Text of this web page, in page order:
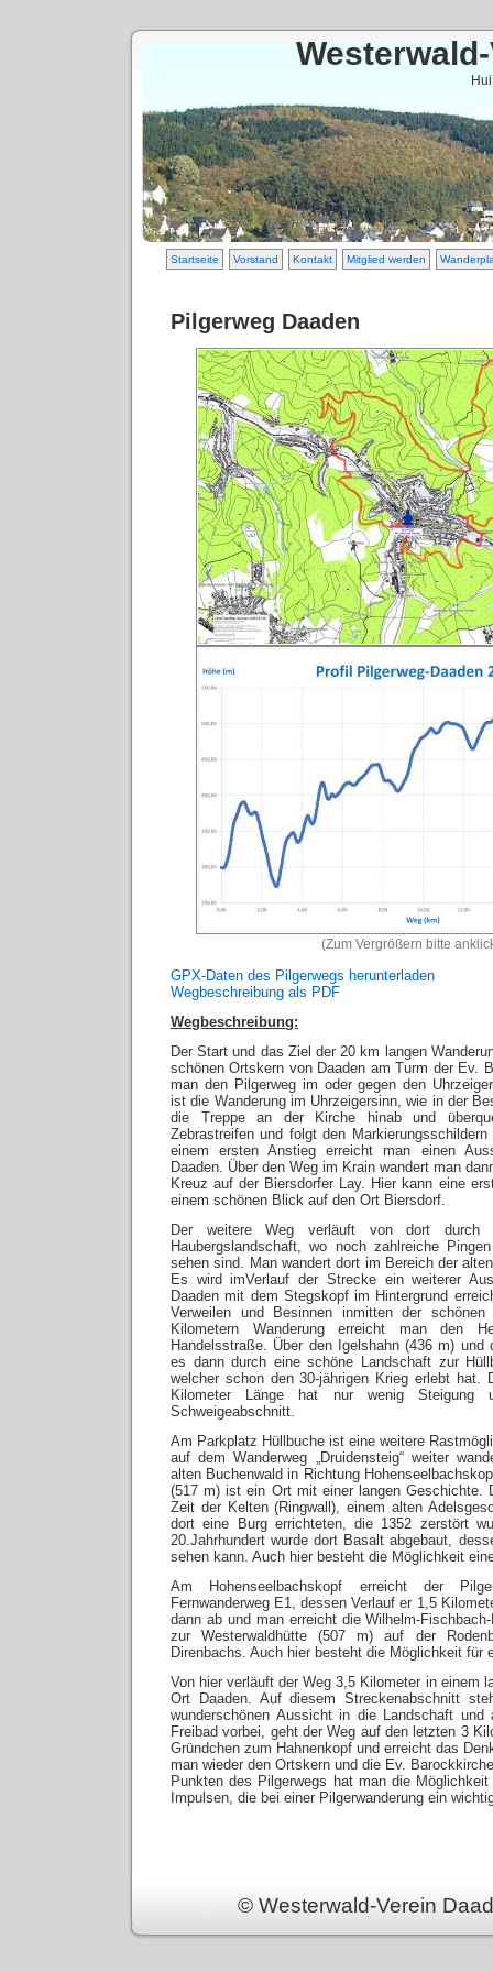
Startseite Vorstand Kontakt Mitglied werden
Pilgerweg Daaden
(Zum Vergrößern bitte
GPX-Daten des Pilgerwegs herunterladen
Wegbeschreibung als PDF
Wegbeschreibung:
Der Start und das Ziel der 20 km langen
schönen Ortskern von Daaden am Turm der Ev.
man den Pilgerweg im oder gegen den
ist die Wanderung im Uhrzeigersinn, wie in der
die Treppe an der Kirche hinab und
Zebrastreifen und folgt den
einem ersten Anstieg erreicht man einen
Daaden. Über den Weg im Krain wandert man
Kreuz auf der Biersdorfer Lay. Hier kann eine
einem schönen Blick auf den Ort Biersdorf.
Der weitere Weg verläuft von dort durch
Haubergslandschaft, wo noch zahlreiche
sehen sind. Man wandert dort im Bereich der
Es wird imVerlauf der Strecke ein weiterer
Daaden mit dem Stegskopf im Hintergrund
Verweilen und Besinnen inmitten der
Kilometern Wanderung erreicht man den
Handelsstraße. Über den Igelshahn (436 m) und
es dann durch eine schöne Landschaft zur
welcher schon den 30-jährigen Krieg erlebt hat.
Kilometer Länge hat nur wenig
Schweigeabschnitt.
Am Parkplatz Hüllbuche ist eine weitere
auf dem Wanderweg „Druidensteig“ weiter
alten Buchenwald in Richtung
(517 m) ist ein Ort mit einer langen Geschichte.
Zeit der Kelten (Ringwall), einem alten
dort eine Burg errichteten, die 1352 zerstört
20.Jahrhundert wurde dort Basalt abgebaut,
sehen kann. Auch hier besteht die Möglichkeit
Am Hohenseelbachskopf erreicht der
Fernwanderweg E1, dessen Verlauf er 1,5
dann ab und man erreicht die Wilhelm-
zur Westerwaldhütte (507 m) auf der
Direnbachs. Auch hier besteht die Möglichkeit für
Von hier verläuft der Weg 3,5 Kilometer in einem
Ort Daaden. Auf diesem Streckenabschnitt
wunderschönen Aussicht in die Landschaft
Freibad vorbei, geht der Weg auf den letzten 3
Gründchen zum Hahnenkopf und erreicht das
man wieder den Ortskern und die Ev.
Punkten des Pilgerwegs hat man die
Impulsen, die bei einer Pilgerwanderung ein
© Westerwald-Verein